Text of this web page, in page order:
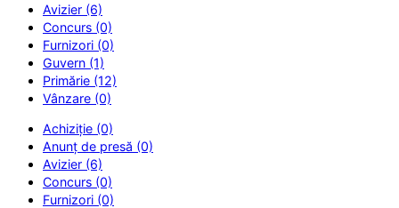
Avizier (6)
Concurs (0)
Furnizori (0)
Guvern (1)
Primărie (12)
Vânzare (0)
Achiziție (0)
Anunț de presă (0)
Avizier (6)
Concurs (0)
Furnizori (0)